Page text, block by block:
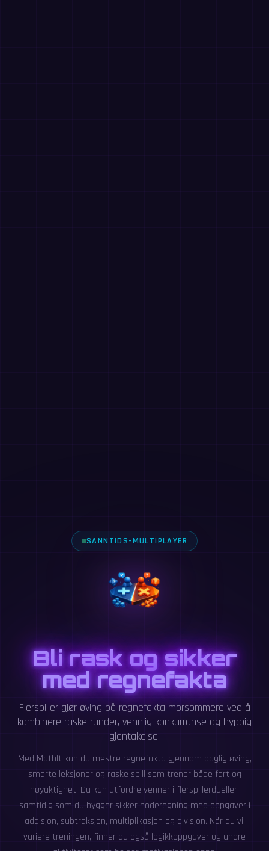
SANNTIDS-MULTIPLAYER
Bli rask og sikker
med regnefakta
Flerspiller gjør øving på regnefakta morsommere ved å
kombinere raske runder, vennlig konkurranse og hyppig
gjentakelse.
Med MathIt kan du mestre regnefakta gjennom daglig øving,
smarte leksjoner og raske spill som trener både fart og
nøyaktighet. Du kan utfordre venner i flerspillerdueller,
samtidig som du bygger sikker hoderegning med oppgaver i
addisjon, subtraksjon, multiplikasjon og divisjon. Når du vil
variere treningen, finner du også logikkoppgaver og andre